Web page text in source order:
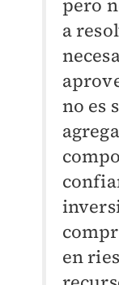
pero
a
no es
en